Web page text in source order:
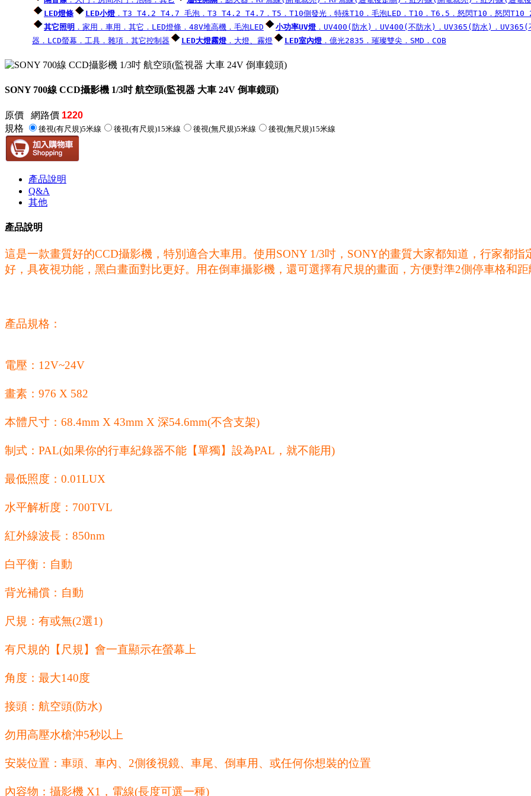
LED燈條
LED小燈 ．T3 T4.2 T4.7 毛泡 ．T3 T4.2 T4.7 ．T5 ．T10側發光 ．特殊T10 ．毛泡LED ．T10 ．T6.5 ．怒閃T10 ．怒閃T10
其它照明 ．家用 ．車用 ．其它 ．LED燈條 ．48V堆高機 ．毛泡LED 小功率UV燈 ．UV400(防水) ．UV400(不防水) ．UV365(防水) ．
器 ．LCD螢幕 ．工具 ．雜項 ．其它控制器 LED大燈霧燈 ．大燈、霧燈 LED室內燈 ．億光2835 ．璀璨雙尖 ．SMD ．COB
SONY 700線 CCD攝影機 1/3吋 航空頭(監視器 大車 24V 倒車鏡頭)
原價 網路價 1220
規格
後視(有尺規)5米線 後視(有尺規)15米線 後視(無尺規)5米線 後視(無尺規)15米線
產品說明
Q&A
其他
產品說明
這是一款畫質好的CCD攝影機，特別適合大車用。使用SONY 1/3吋，SONY的畫質大家都知道，行家都
好，具夜視功能，黑白畫面對比更好。用在倒車攝影機，還可選擇有尺規的畫面，方便對準2側停車格和距
產品規格：
電壓：12V~24V
畫素：976 X 582
本體尺寸：68.4mm X 43mm X 深54.6mm(不含支架)
制式：PAL(如果你的行車紀錄器不能【單獨】設為PAL，就不能用)
最低照度：0.01LUX
水平解析度：700TVL
紅外線波長：850nm
白平衡：自動
背光補償：自動
尺規：有或無(2選1)
有尺規的【尺規】會一直顯示在螢幕上
角度：最大140度
接頭：航空頭(防水)
勿用高壓水槍沖5秒以上
安裝位置：車頭、車內、2側後視鏡、車尾、倒車用、或任何你想裝的位置
內容物：攝影機 X1，電線(長度可選一種)